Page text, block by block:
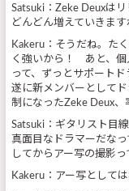
Satsuki：Zeke Deuxは
どんどん増えていきます
Kakeru：そうだね。た
く強いから！ あと、個
って、ずっとサポート
遂に新メンバーとして
制になったZeke Deux、
Satsuki：ギタリスト目
真面目なドラマーだな
してからアー写の撮影っ
Kakeru：アー写としては